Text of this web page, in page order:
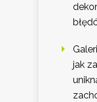
jak